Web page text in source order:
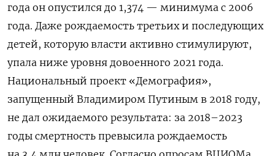
года он опустился до 1,374 — минимума с 2006
года. Даже рождаемость третьих и последующих
детей, которую власти активно стимулируют,
упала ниже уровня довоенного 2021 года.
Национальный проект «Демография»,
запущенный Владимиром Путиным в 2018 году,
не дал ожидаемого результата: за 2018–2023
годы смертность превысила рождаемость